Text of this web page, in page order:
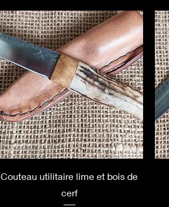
Couteau utilitaire lime et bois de
cerf